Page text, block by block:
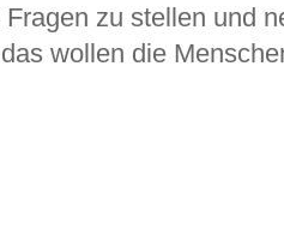
zu stellen und
wollen die